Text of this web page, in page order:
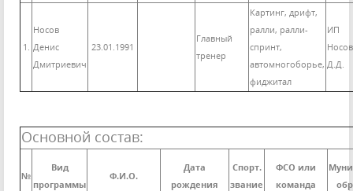
1.
Носов
Денис
Дмитриевич
23.01.1991
Главный
тренер
Картинг, дрифт,
ралли, ралли-
спринт,
автомногоборье,
фиджитал
ИП
Носов
Д.Д.
Основной состав:
№
Вид
программы
Ф.И.О.
Дата
рождения
Спорт.
звание
ФСО или
команда